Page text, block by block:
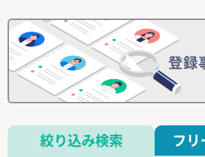
絞り込み検索 フ